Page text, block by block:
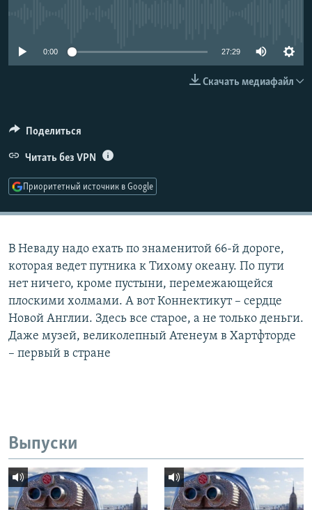
Все сайты РСЕ/РС
0:00 27:29
Скачать медиафайл
Поделиться
Читать без VPN
Приоритетный источник в Google
В Неваду надо ехать по знаменитой 66-й дороге,
которая ведет путника к Тихому океану. По пути
нет ничего, кроме пустыни, перемежающейся
плоскими холмами. А вот Коннектикут – сердце
Новой Англии. Здесь все старое, а не только деньги.
Даже музей, великолепный Атенеум в Хартфторде
– первый в стране
Выпуски